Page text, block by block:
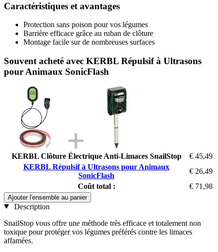
Caractéristiques et avantages
Protection sans poison pour vos légumes
Barrière efficace grâce au ruban de clôture
Montage facile sur de nombreuses surfaces
Souvent acheté avec KERBL Répulsif à Ultrasons
pour Animaux SonicFlash
KERBL Clôture Électrique Anti-Limaces SnailStop
€ 45,49
KERBL Répulsif à Ultrasons pour Animaux
SonicFlash
€ 26,49
Coût total :
€ 71,98
Ajouter l'ensemble au panier
Description
SnailStop vous offre une méthode très efficace et totalement non
toxique pour protéger vos légumes préférés contre les limaces
affamées.